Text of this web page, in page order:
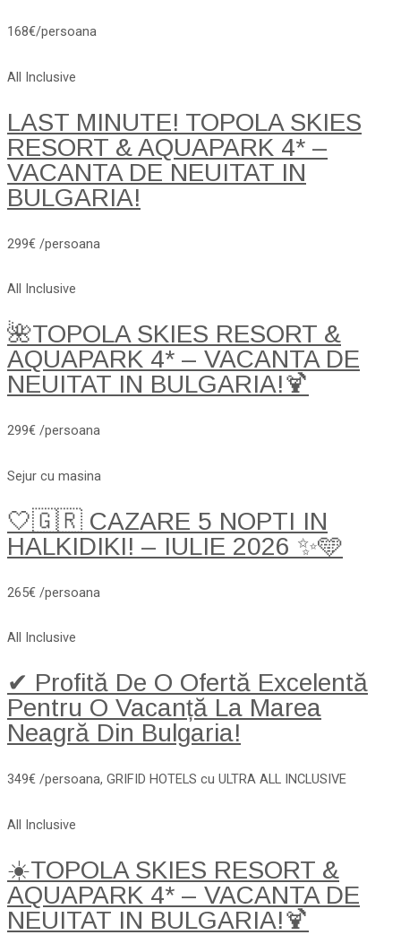
168€/persoana
All Inclusive
LAST MINUTE! TOPOLA SKIES
RESORT & AQUAPARK 4* –
VACANTA DE NEUITAT IN
BULGARIA!
299€ /persoana
All Inclusive
🌺TOPOLA SKIES RESORT &
AQUAPARK 4* – VACANTA DE
NEUITAT IN BULGARIA!🍹
299€ /persoana
Sejur cu masina
🤍🇬🇷 CAZARE 5 NOPTI IN
HALKIDIKI! – IULIE 2026 ✨🩵
265€ /persoana
All Inclusive
✔ Profită De O Ofertă Excelentă
Pentru O Vacanță La Marea
Neagră Din Bulgaria!
349€ /persoana, GRIFID HOTELS cu ULTRA ALL INCLUSIVE
All Inclusive
☀️TOPOLA SKIES RESORT &
AQUAPARK 4* – VACANTA DE
NEUITAT IN BULGARIA!🍹